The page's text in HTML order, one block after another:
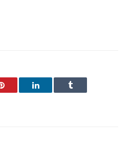
Pinterest LinkedIn Tumblr